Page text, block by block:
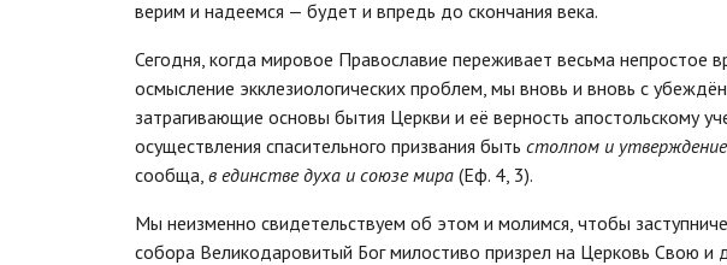
верим и надеемся — будет и впредь до скончания века.
Сегодня, когда мировое Православие переживает весьма непростое
осмысление экклезиологических проблем, мы вновь и вновь с
затрагивающие основы бытия Церкви и её верность апостольскому
осуществления спасительного призвания быть столпом и
сообща, в единстве духа и союзе мира (Еф. 4, 3).
Мы неизменно свидетельствуем об этом и молимся, чтобы
собора Великодаровитый Бог милостиво призрел на Церковь Свою и